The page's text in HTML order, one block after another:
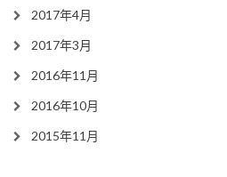
2017年4月
2017年3月
2016年11月
2016年10月
2015年11月